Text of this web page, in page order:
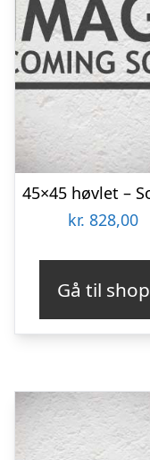
kr. 828,00
Gå til shop